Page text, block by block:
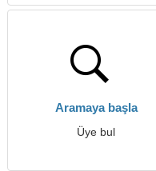
Aramaya başla
Üye bul